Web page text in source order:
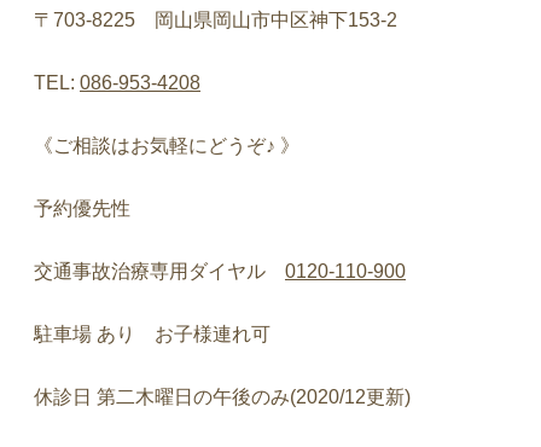
〒 703-8225 岡山県岡山市中区神下153-2
TEL: 086-953-4208
《ご相談はお気軽にどうぞ♪ 》
予約優先性
交通事故治療専用ダイヤル 0120-110-900
駐車場 あり お子様連れ可
休診日 第二木曜日の午後のみ(2020/12更新)